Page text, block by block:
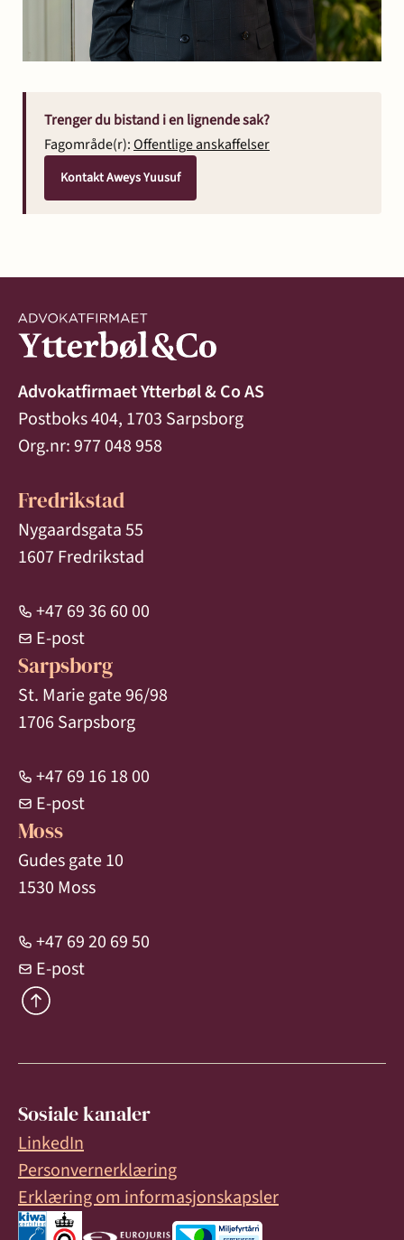
Trenger du bistand i en lignende sak?
Fagområde(r):Offentlige anskaffelser
Kontakt Aweys Yuusuf
Advokatfirmaet Ytterbøl & Co AS
Postboks 404, 1703 Sarpsborg
Org.nr: 977 048 958
Fredrikstad
Nygaardsgata 55
1607 Fredrikstad
+47 69 36 60 00
E-post
Sarpsborg
St. Marie gate 96/98
1706 Sarpsborg
+47 69 16 18 00
E-post
Moss
Gudes gate 10
1530 Moss
+47 69 20 69 50
E-post
Sosiale kanaler
LinkedIn
Personvernerklæring
Erklæring om informasjonskapsler